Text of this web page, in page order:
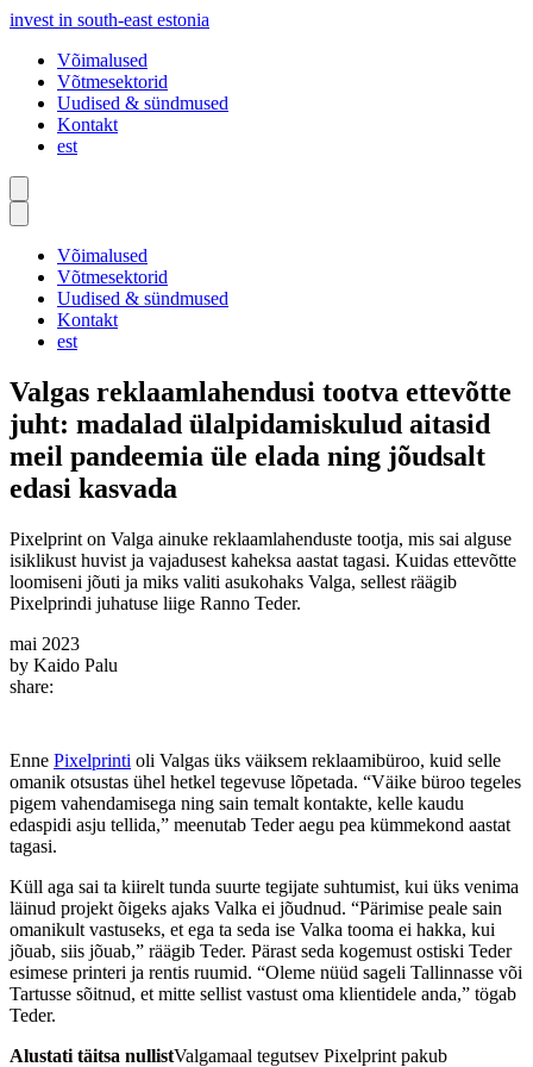
invest in south-east estonia
Võimalused
Võtmesektorid
Uudised & sündmused
Kontakt
est
Võimalused
Võtmesektorid
Uudised & sündmused
Kontakt
est
Valgas reklaamlahendusi tootva ettevõtte
juht: madalad ülalpidamiskulud aitasid
meil pandeemia üle elada ning jõudsalt
edasi kasvada
Pixelprint on Valga ainuke reklaamlahenduste tootja, mis sai alguse
isiklikust huvist ja vajadusest kaheksa aastat tagasi. Kuidas ettevõtte
loomiseni jõuti ja miks valiti asukohaks Valga, sellest räägib
Pixelprindi juhatuse liige Ranno Teder.
mai 2023
by Kaido Palu
share:
Enne Pixelprinti oli Valgas üks väiksem reklaamibüroo, kuid selle
omanik otsustas ühel hetkel tegevuse lõpetada. “Väike büroo tegeles
pigem vahendamisega ning sain temalt kontakte, kelle kaudu
edaspidi asju tellida,” meenutab Teder aegu pea kümmekond aastat
tagasi.
Küll aga sai ta kiirelt tunda suurte tegijate suhtumist, kui üks venima
läinud projekt õigeks ajaks Valka ei jõudnud. “Pärimise peale sain
omanikult vastuseks, et ega ta seda ise Valka tooma ei hakka, kui
jõuab, siis jõuab,” räägib Teder. Pärast seda kogemust ostiski Teder
esimese printeri ja rentis ruumid. “Oleme nüüd sageli Tallinnasse või
Tartusse sõitnud, et mitte sellist vastust oma klientidele anda,” tögab
Teder.
Alustati täitsa nullistValgamaal tegutsev Pixelprint pakub